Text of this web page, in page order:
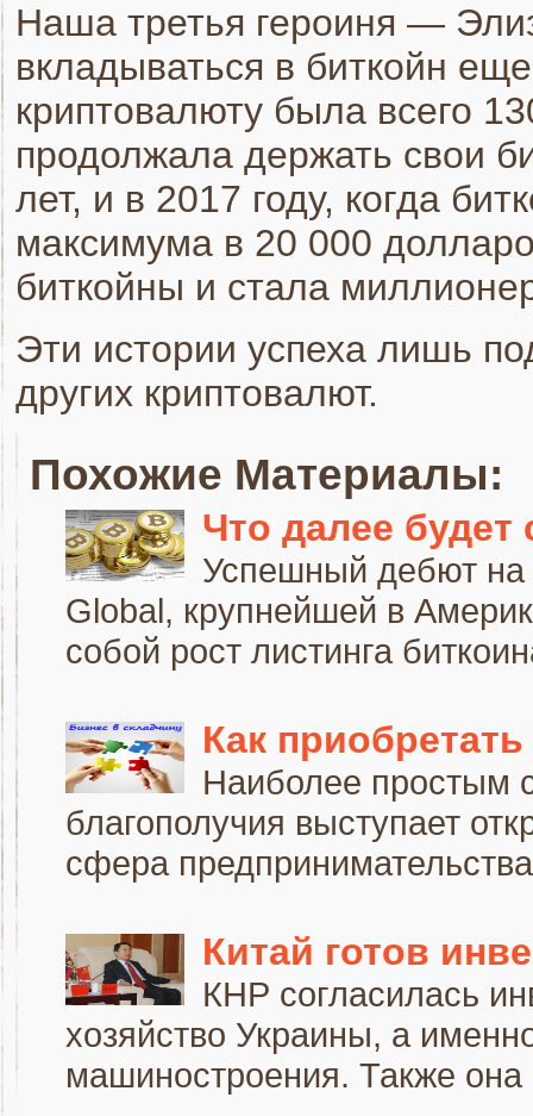
Наша третья героиня —
вкладываться в биткойн
криптовалюту была всего
продолжала держать свои
лет, и в 2017 году, когда
максимума в 20 000
биткойны и стала
Эти истории успеха лишь
других криптовалют.
Похожие Материалы:
Что далее будет
Успешный дебют на
Global, крупнейшей в
собой рост листинга
Как
Наиболее простым
благополучия выступает
сфера
Китай готов
КНР согласилась
хозяйство Украины, а
машиностроения. Также она